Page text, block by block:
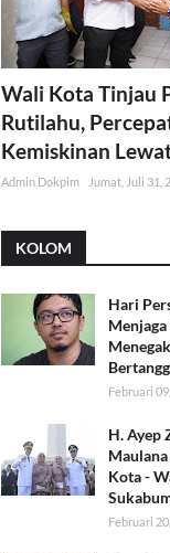
Wali Kota Tinjau
Rutilahu,
Kemiskinan
Admin Dokpim Jumat, Juli 31,
KOLOM
Hari
Februari
H. Ayep
Kota -
Februari